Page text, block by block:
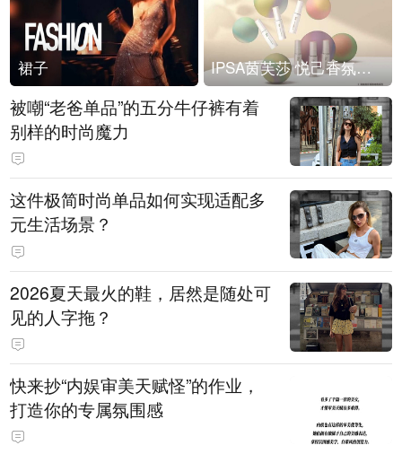
裙子 IPSA茵芙莎 悦己香氛凝露上市
被嘲“老爸单品”的五分牛仔裤有着
别样的时尚魔力
这件极简时尚单品如何实现适配多
元生活场景？
2026夏天最火的鞋，居然是随处可
见的人字拖？
快来抄“内娱审美天赋怪”的作业，
打造你的专属氛围感